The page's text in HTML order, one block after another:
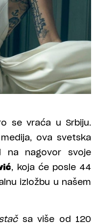
se vraća u Srbiju.
ova svetska
na nagovor svoje
, koja će posle 44
izložbu u našem
sa više od 120